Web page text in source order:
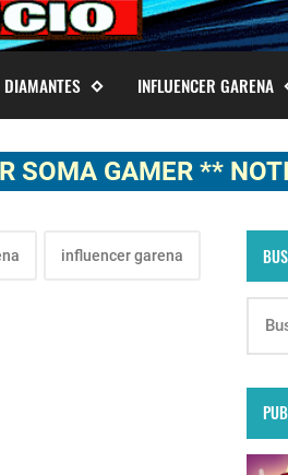
DIAMANTES INFLUENCER GARENA
GAMER ** NOTICIAS,
influencer garena